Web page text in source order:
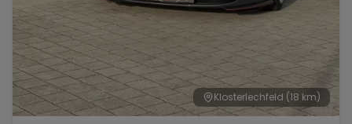
Klosterlechfeld (18 km)